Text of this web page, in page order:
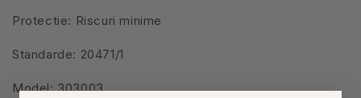
Protectie: Riscuri minime
Standarde: 20471/1
Model: 303003